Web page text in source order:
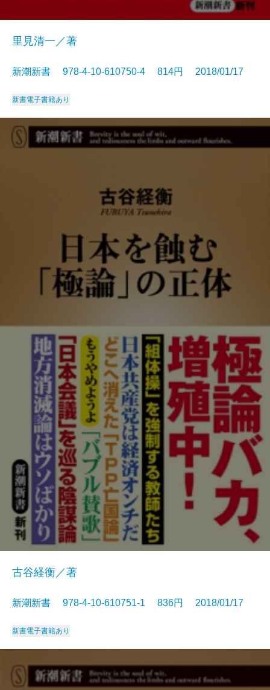
里見清一／著
新潮新書 978-4-10-610750-4 814円 2018/01/17
新書電子書籍あり
古谷経衡／著
新潮新書 978-4-10-610751-1 836円 2018/01/17
新書電子書籍あり